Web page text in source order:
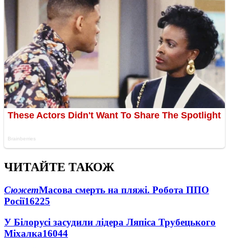
ЧИТАЙТЕ ТАКОЖ
СюжетМасова смерть на пляжі. Робота ППО
Росії16225
У Білорусі засудили лідера Ляпіса Трубецького
Міхалка16044